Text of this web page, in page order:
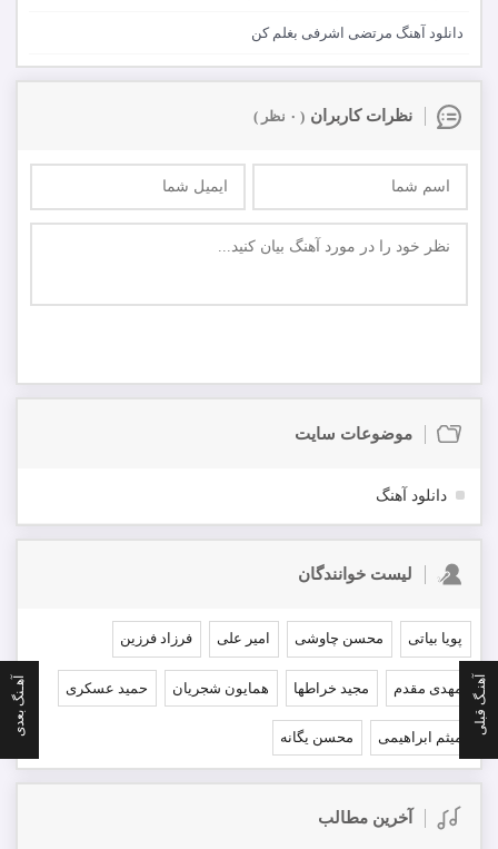
دانلود آهنگ مرتضی اشرفی بغلم کن
نظرات کاربران ( ۰ نظر )
آهنـگ قبلی آهـنگ بعدی
موضوعات سایت
دانلود آهنگ
لیست خوانندگان
پویا بیاتی محسن چاوشی امیر علی فرزاد فرزین
مهدی مقدم مجید خراطها همایون شجریان حمید عسکری
میثم ابراهیمی محسن یگانه
آخرین مطالب